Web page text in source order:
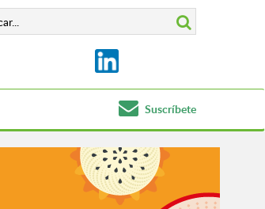
Suscríbete